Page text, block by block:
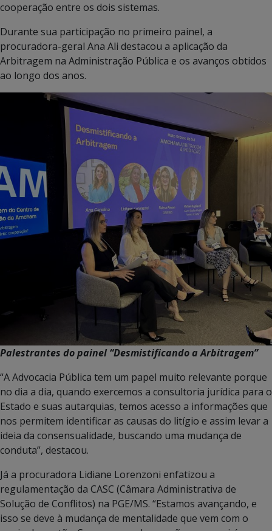
cooperação entre os dois sistemas.
Durante sua participação no primeiro painel, a
procuradora-geral Ana Ali destacou a aplicação da
Arbitragem na Administração Pública e os avanços obtidos
ao longo dos anos.
Palestrantes do painel “Desmistificando a Arbitragem”
“A Advocacia Pública tem um papel muito relevante porque
no dia a dia, quando exercemos a consultoria jurídica para o
Estado e suas autarquias, temos acesso a informações que
nos permitem identificar as causas do litígio e assim levar a
ideia da consensualidade, buscando uma mudança de
conduta”, destacou.
Já a procuradora Lidiane Lorenzoni enfatizou a
regulamentação da CASC (Câmara Administrativa de
Solução de Conflitos) na PGE/MS. “Estamos avançando, e
isso se deve à mudança de mentalidade que vem com o